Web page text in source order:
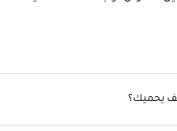
يحميك؟